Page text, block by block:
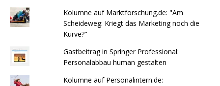
Kolumne auf Marktforschung.de: "Am
Scheideweg: Kriegt das Marketing noch die
Kurve?"
Gastbeitrag in Springer Professional:
Personalabbau human gestalten
Kolumne auf Personalintern.de: